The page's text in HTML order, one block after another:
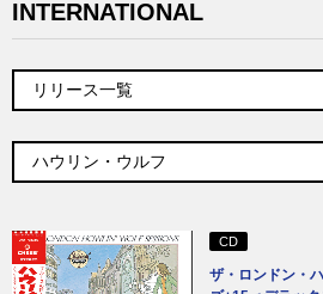
INTERNATIONAL
CD
ザ・ロンドン・